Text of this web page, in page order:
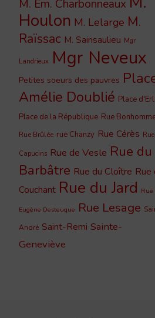
M. Em. Charbonneaux
Houlon M. Lelarge M.
Raïssac M. Sainsaulieu Mgr
Landrieux Mgr Neveux
Petites soeurs des pauvres
Amélie Doublié Place
Place de la République Rue
Rue Brûlée rue Chanzy Rue Cérès
Capucins Rue de Vesle Rue du
Barbâtre Rue du Cloître Rue
Couchant Rue du Jard Rue
Eugène Desteuque Rue Lesage
André Saint-Remi Sainte-
Geneviève